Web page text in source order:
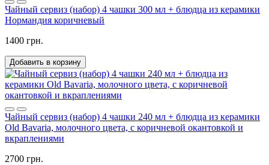
Чайный сервиз (набор) 4 чашки 300 мл + блюдца из керамики
Нормандия коричневый
1400 грн.
Добавить в корзину
Чайный сервиз (набор) 4 чашки 240 мл + блюдца из керамики
Old Bavaria, молочного цвета, с коричневой окантовкой и
вкраплениями
2700 грн.